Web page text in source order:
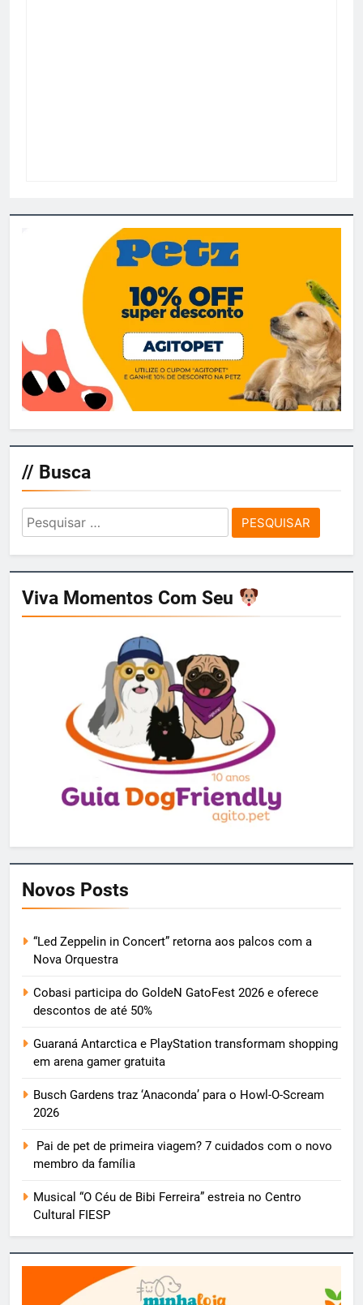
// Busca
Pesquisar
por:
Viva Momentos Com Seu
Novos Posts
“Led Zeppelin in Concert” retorna aos palcos com a
Nova Orquestra
Cobasi participa do GoldeN GatoFest 2026 e oferece
descontos de até 50%
Guaraná Antarctica e PlayStation transformam shopping
em arena gamer gratuita
Busch Gardens traz ‘Anaconda’ para o Howl-O-Scream
2026
Pai de pet de primeira viagem? 7 cuidados com o novo
membro da família
Musical “O Céu de Bibi Ferreira” estreia no Centro
Cultural FIESP